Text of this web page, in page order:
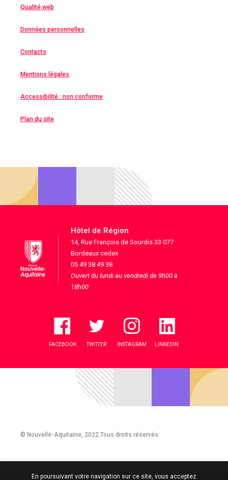
Qualité web
Données personnelles
Contacts
Mentions légales
Accessibilité : non conforme
Plan du site
Hôtel de Région
14, Rue François de Sourdis 33 077
Bordeaux cedex
05 49 38 49 38
Ouvert du lundi au vendredi de 9h00 à
18h00
FACEBOOK TWITTER INSTAGRAM LINKEDIN
© Nouvelle-Aquitaine, 2022.Tous droits réservés.
En poursuivant votre navigation sur ce site, vous acceptez